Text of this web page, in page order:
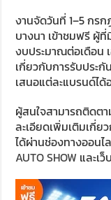
งานจัดวันที่ 1–5 กรก
บางนา เข้าชมฟรี ผู้
งบประมาณต่อเดือน
เกี่ยวกับการรับประกั
เสนอแต่ละแบรนด์ไ
ผู้สนใจสามารถติดต
ละเอียดเพิ่มเติมเกี่ย
ได้ผ่านช่องทางออน
AUTO SHOW และเ